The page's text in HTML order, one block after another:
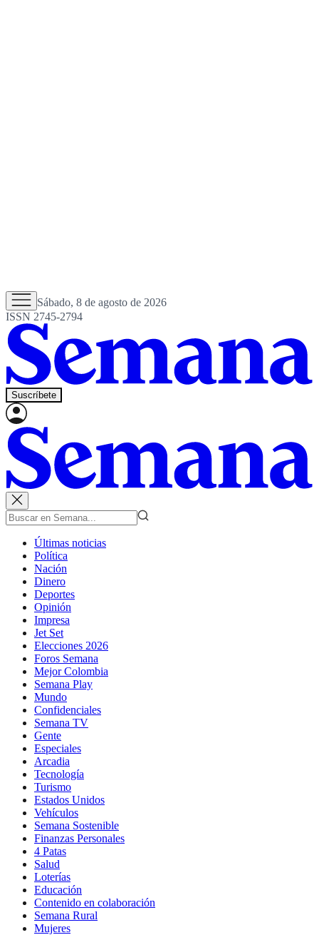
Sábado, 8 de agosto de 2026
ISSN 2745-2794
Suscríbete
Últimas noticias
Política
Nación
Dinero
Deportes
Opinión
Impresa
Jet Set
Elecciones 2026
Foros Semana
Mejor Colombia
Semana Play
Mundo
Confidenciales
Semana TV
Gente
Especiales
Arcadia
Tecnología
Turismo
Estados Unidos
Vehículos
Semana Sostenible
Finanzas Personales
4 Patas
Salud
Loterías
Educación
Contenido en colaboración
Semana Rural
Mujeres